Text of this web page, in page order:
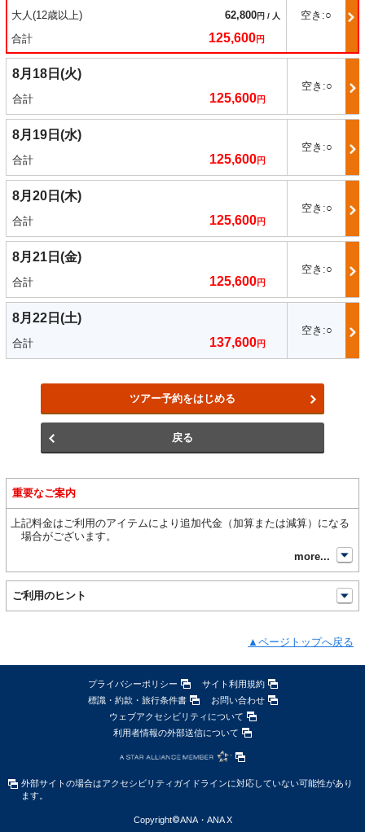
大人(12歳以上) 62,800円 / 人
合計 125,600円
空き:○
8月18日(火)
合計 125,600円
空き:○
8月19日(水)
合計 125,600円
空き:○
8月20日(木)
合計 125,600円
空き:○
8月21日(金)
合計 125,600円
空き:○
8月22日(土)
合計 137,600円
空き:○
重要なご案内
more...
上記料金はご利用のアイテムにより追加代金（加算または減算）になる
場合がございます。
ご利用のヒント
ページトップへ戻る
プライバシーポリシー
サイト利用規約
標識・約款・旅行条件書
お問い合わせ
ウェブアクセシビリティについて
利用者情報の外部送信について
外部サイトの場合はアクセシビリティガイドラインに対応していない可能性があり
ます。
Copyright©ANA・ANA X